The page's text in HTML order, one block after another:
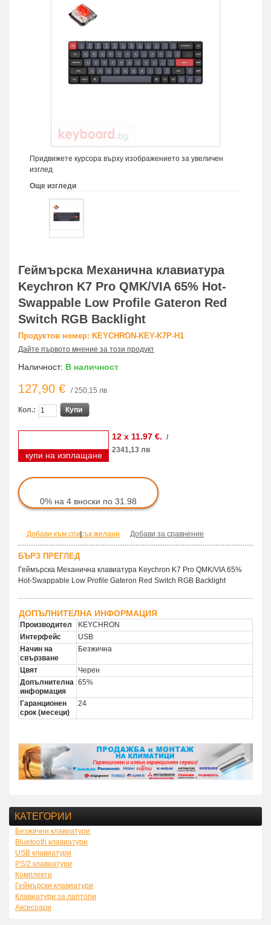
Придвижете курсора върху изображението за увеличен
изглед
Още изгледи
Геймърска Механична клавиатура
Keychron K7 Pro QMK/VIA 65% Hot-
Swappable Low Profile Gateron Red
Switch RGB Backlight
Продуктов номер: KEYCHRON-KEY-K7P-H1
Дайте първото мнение за този продукт
Наличност: В наличност
127,90 € / 250,15 лв
Кол.: Купи
купи на изплащане
12 x 11.97 €. /
2341,13 лв
0% на 4 вноски по 31.98
Добави към списък желани
| Добави за сравнение
БЪРЗ ПРЕГЛЕД
Геймърска Механична клавиатура Keychron K7 Pro QMK/VIA 65%
Hot-Swappable Low Profile Gateron Red Switch RGB Backlight
ДОПЪЛНИТЕЛНА ИНФОРМАЦИЯ
Производител
KEYCHRON
Интерфейс
USB
Начин на
свързване
Безжична
Цвят
Черен
Допълнителна
информация
65%
Гаранционен
срок (месеци)
24
КАТЕГОРИИ
Безжични клавиатури
Bluetooth клавиатури
USB клавиатури
PS/2 клавиатури
Комплекти
Геймърски клавиатури
Клавиатури за лаптопи
Аксесоари